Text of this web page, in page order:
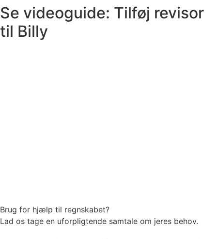
Se videoguide: Tilføj revisor
til Billy
Brug for hjælp til regnskabet?
Lad os tage en uforpligtende samtale om jeres behov.